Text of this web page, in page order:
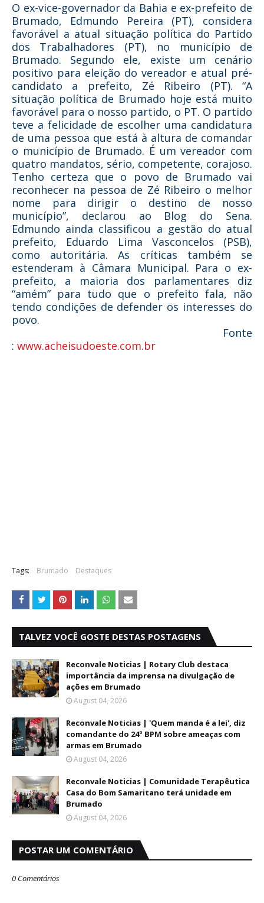
O ex-vice-governador da Bahia e ex-prefeito de
Brumado, Edmundo Pereira (PT), considera
favorável a atual situação política do Partido
dos Trabalhadores (PT), no município de
Brumado. Segundo ele, existe um cenário
positivo para eleição do vereador e atual pré-
candidato a prefeito, Zé Ribeiro (PT). “A
situação política de Brumado hoje está muito
favorável para o nosso partido, o PT. O partido
teve a felicidade de escolher uma candidatura
de uma pessoa que está à altura de comandar
o município de Brumado. É um vereador com
quatro mandatos, sério, competente, corajoso.
Tenho certeza que o povo de Brumado vai
reconhecer na pessoa de Zé Ribeiro o melhor
nome para dirigir o destino de nosso
município”, declarou ao Blog do Sena.
Edmundo ainda classificou a gestão do atual
prefeito, Eduardo Lima Vasconcelos (PSB),
como autoritária. As críticas também se
estenderam à Câmara Municipal. Para o ex-
prefeito, a maioria dos parlamentares diz
“amém” para tudo que o prefeito fala, não
tendo condições de defender os interesses do
povo.
Fonte
: www.acheisudoeste.com.br
Tags: Brumado Destaques
TALVEZ VOCÊ GOSTE DESTAS POSTAGENS
Reconvale Noticias | Rotary Club destaca
importância da imprensa na divulgação de
ações em Brumado
August 04, 2026
Reconvale Noticias | 'Quem manda é a lei', diz
comandante do 24º BPM sobre ameaças com
armas em Brumado
August 04, 2026
Reconvale Noticias | Comunidade Terapêutica
Casa do Bom Samaritano terá unidade em
Brumado
August 04, 2026
POSTAR UM COMENTÁRIO
0 Comentários